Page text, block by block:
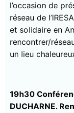
l’occasion de
réseau de
et solidaire en
rencontrer/
un lieu
19h30
DUCHARNE.